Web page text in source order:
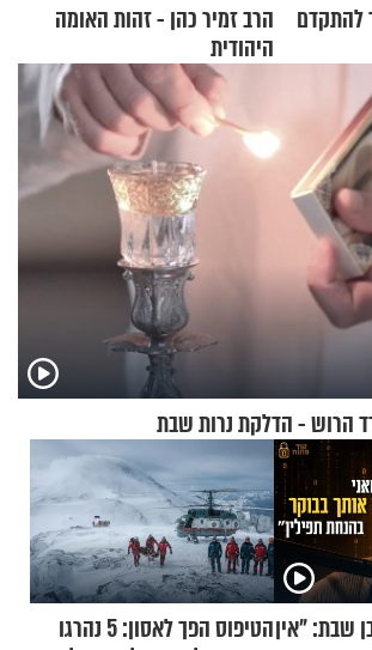
להתקדם
הרב זמיר כהן - זהות האומה
היהודית
הרוש - הדלקת נרות שבת
שבת: "אין
הטיפוס הפך לאסון: 5 נהרגו